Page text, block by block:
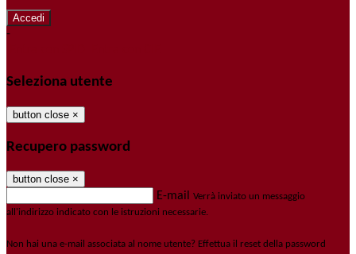
-
Seleziona utente
button close ×
Recupero password
button close ×
E-mail Verrà inviato un messaggio
all'indirizzo indicato con le istruzioni necessarie.
Non hai una e-mail associata al nome utente? Effettua il reset della password